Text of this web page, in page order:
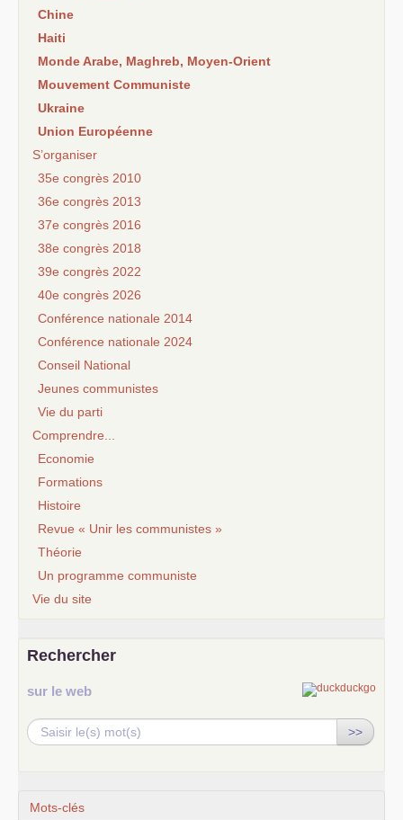
Chine
Haiti
Monde Arabe, Maghreb, Moyen-Orient
Mouvement Communiste
Ukraine
Union Européenne
S’organiser
35e congrès 2010
36e congrès 2013
37e congrès 2016
38e congrès 2018
39e congrès 2022
40e congrès 2026
Conférence nationale 2014
Conférence nationale 2024
Conseil National
Jeunes communistes
Vie du parti
Comprendre...
Economie
Formations
Histoire
Revue « Unir les communistes »
Théorie
Un programme communiste
Vie du site
Rechercher
sur le web
>>
Mots-clés